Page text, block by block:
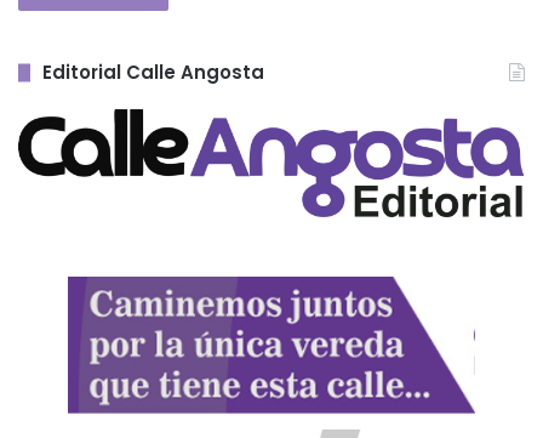
Editorial Calle Angosta